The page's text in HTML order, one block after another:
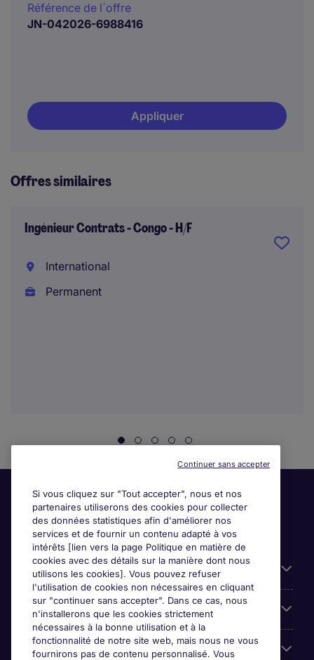
Référence de l´offre
JN-042026-6988416
Appliquer
Offres similaires
Ingénieur Contrats - Congo - H/F
International
Permanent
Liens utiles
Espace employeurs
Parcourir nos offres
Si vous cliquez sur "Tout accepter", nous et nos
partenaires utiliserons des cookies pour collecter
des données statistiques afin d'améliorer nos
services et de fournir un contenu adapté à vos
intérêts [lien vers la page Politique en matière de
cookies avec des détails sur la manière dont nous
utilisons les cookies]. Vous pouvez refuser
l'utilisation de cookies non nécessaires en cliquant
sur "continuer sans accepter". Dans ce cas, nous
n'installerons que les cookies strictement
nécessaires à la bonne utilisation et à la
fonctionnalité de notre site web, mais nous ne vous
fournirons pas de contenu personnalisé. Vous
Continuer sans accepter